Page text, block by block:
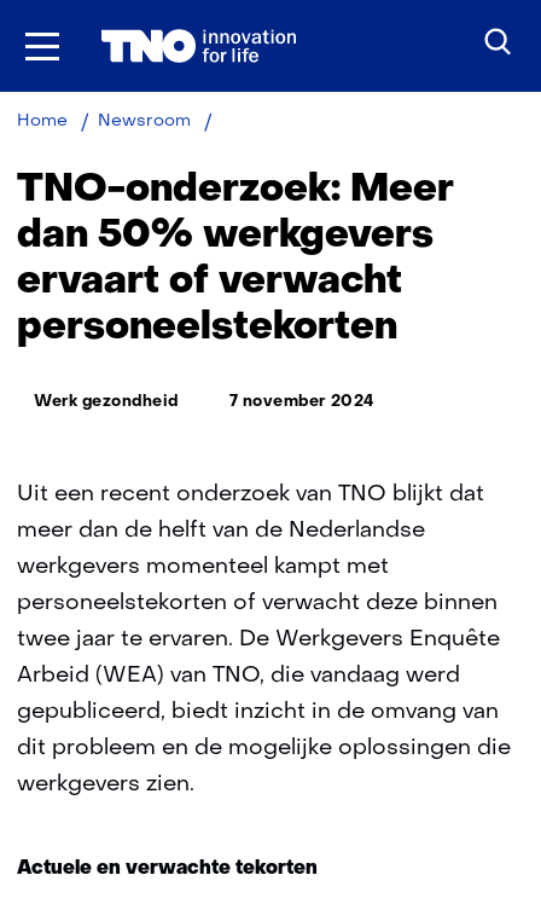
Ga
Home Newsroom
dan
werkgevers
ervaart
of
verwacht
TNO-onderzoek: Meer
dan 50% werkgevers
ervaart of verwacht
personeelstekorten
Thema:
Werk gezondheid 7 november 2024
Uit een recent onderzoek van TNO blijkt dat
meer dan de helft van de Nederlandse
werkgevers momenteel kampt met
personeelstekorten of verwacht deze binnen
twee jaar te ervaren. De Werkgevers Enquête
Arbeid (WEA) van TNO, die vandaag werd
gepubliceerd, biedt inzicht in de omvang van
dit probleem en de mogelijke oplossingen die
werkgevers zien.
Actuele en verwachte tekorten